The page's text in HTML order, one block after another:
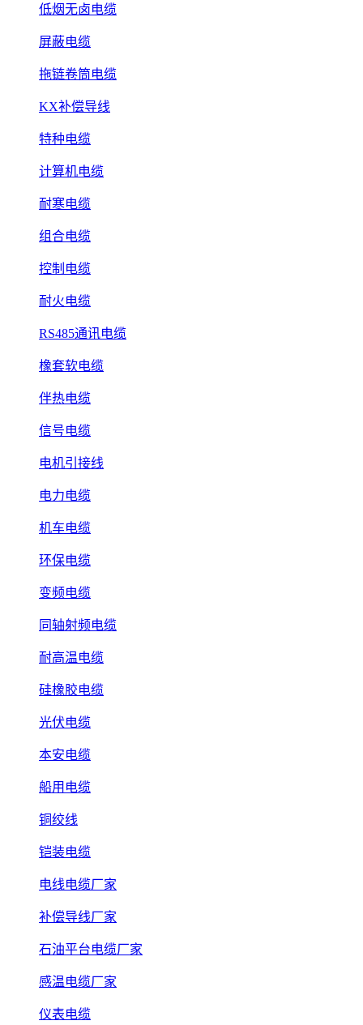
低烟无卤电缆
屏蔽电缆
拖链卷筒电缆
KX补偿导线
特种电缆
计算机电缆
耐寒电缆
组合电缆
控制电缆
耐火电缆
RS485通讯电缆
橡套软电缆
伴热电缆
信号电缆
电机引接线
电力电缆
机车电缆
环保电缆
变频电缆
同轴射频电缆
耐高温电缆
硅橡胶电缆
光伏电缆
本安电缆
船用电缆
铜绞线
铠装电缆
电线电缆厂家
补偿导线厂家
石油平台电缆厂家
感温电缆厂家
仪表电缆